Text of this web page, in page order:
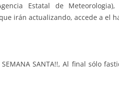
Estatal de
irán actualizando, accede a el
SEMANA SANTA!!, Al final sólo